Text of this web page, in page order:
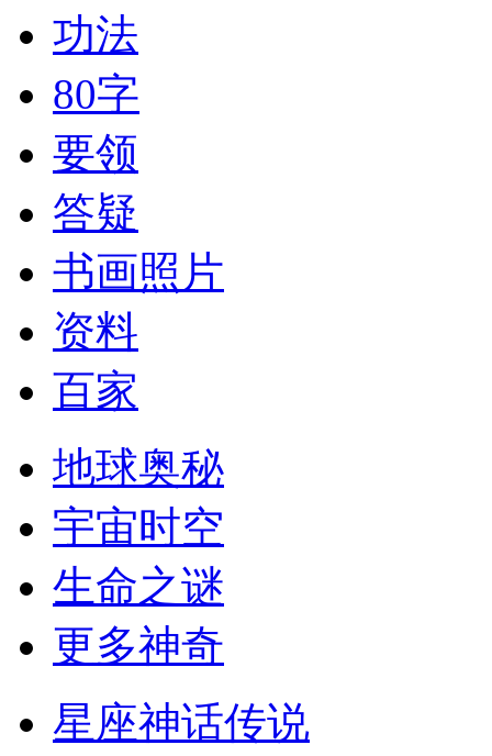
功法
80字
要领
答疑
书画照片
资料
百家
地球奥秘
宇宙时空
生命之谜
更多神奇
星座神话传说